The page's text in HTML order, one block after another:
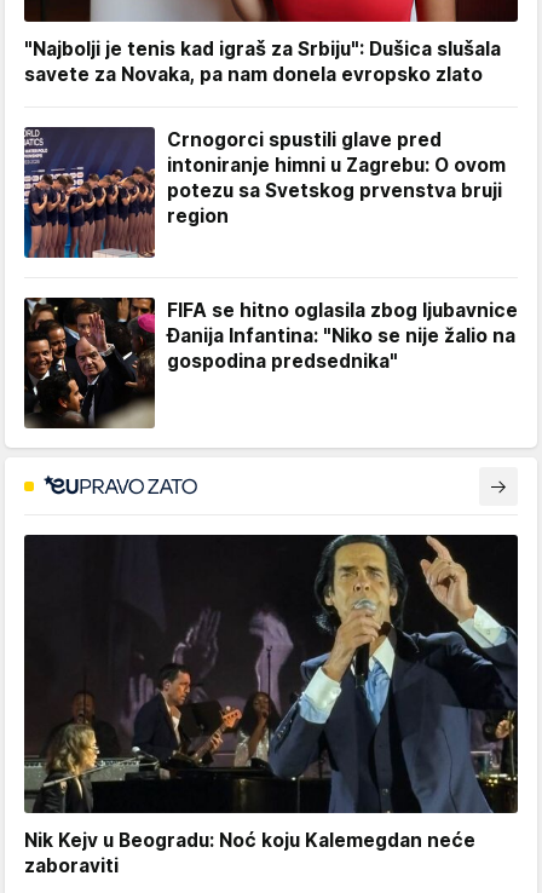
"Najbolji je tenis kad igraš za Srbiju": Dušica slušala
savete za Novaka, pa nam donela evropsko zlato
Crnogorci spustili glave pred
intoniranje himni u Zagrebu: O ovom
potezu sa Svetskog prvenstva bruji
region
FIFA se hitno oglasila zbog ljubavnice
Đanija Infantina: "Niko se nije žalio na
gospodina predsednika"
Nik Kejv u Beogradu: Noć koju Kalemegdan neće
zaboraviti